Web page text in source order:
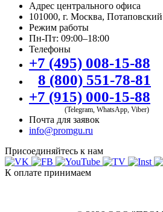
Адрес центрального офиса
101000, г. Москва,
Режим работы
Пн-Пт: 09:00–18:00
Телефоны
+7 (495) 008-15-88
8 (800) 551-78-81
+7 (915) 000-15-88
(Telegram, WhatsApp, Viber)
Почта для заявок
info@promgu.ru
Присоединяйтесь к нам
К оплате принимаем